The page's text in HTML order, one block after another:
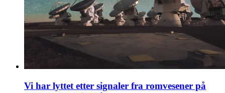
Vi har lyttet etter signaler fra romvesener på